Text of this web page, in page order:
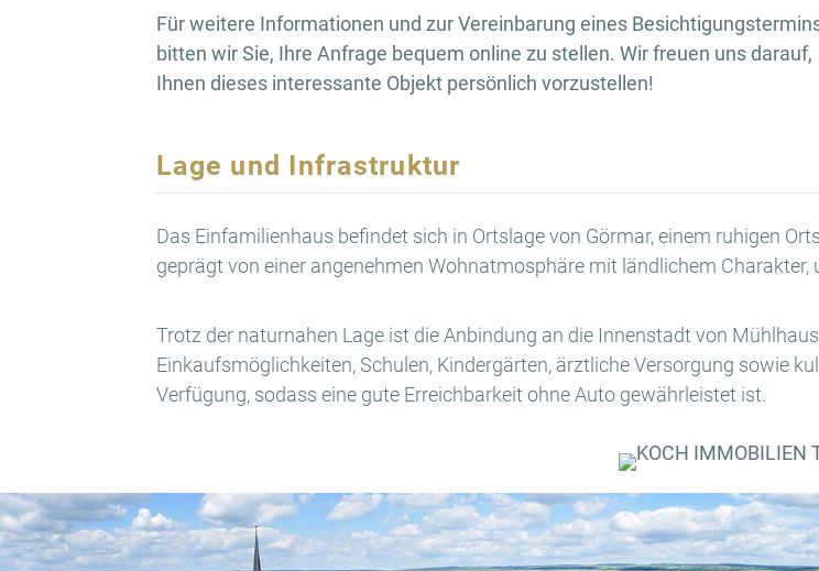
Für weitere Informationen und zur Vereinbarung eines
bitten wir Sie, Ihre Anfrage bequem online zu stellen. Wir freuen uns darauf,
Ihnen dieses interessante Objekt persönlich vorzustellen!
Lage und Infrastruktur
Das Einfamilienhaus befindet sich in Ortslage von Görmar, einem ruhigen
geprägt von einer angenehmen Wohnatmosphäre mit ländlichem
Trotz der naturnahen Lage ist die Anbindung an die Innenstadt von
Einkaufsmöglichkeiten, Schulen, Kindergärten, ärztliche Versorgung sowie
Verfügung, sodass eine gute Erreichbarkeit ohne Auto gewährleistet ist.